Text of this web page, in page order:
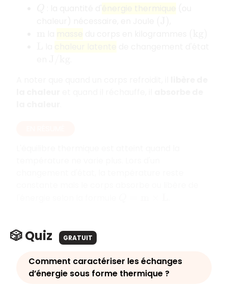
🎲 Quiz GRATUIT
Comment caractériser les échanges
d’énergie sous forme thermique ?